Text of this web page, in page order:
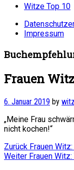
Witze Top 10
Impressum
Frauen
6. Januar 2019 by
„Meine Frau
nicht kochen!“
Zurück Vorheriger
Beitrag:
Frauen Witz:
Weiter Nächster
Frauen Witz: